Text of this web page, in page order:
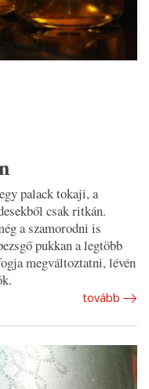
palack tokaji, a
csak ritkán.
a szamorodni is
pukkan a legtöbb
megváltoztatni, lévén
tovább